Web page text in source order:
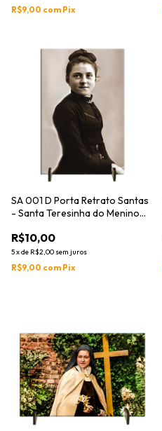
R$9,00 com Pix
SA 001 D Porta Retrato Santas
- Santa Teresinha do Menino
R$10,00
5xde R$2,00 sem juros
R$9,00 com Pix